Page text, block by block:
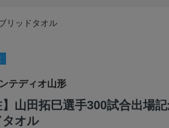
リッドタオル
テディオ山形
】山田拓巳選手300試合出場
タオル